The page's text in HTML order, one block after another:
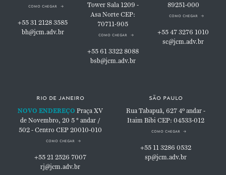
como chegar
+55 31 2128 3585
bh@jcm.adv.br
TowerSala 1209 -
Asa NorteCEP:
70711-905
como chegar
+55 61 3322 8088
bsb@jcm.adv.br
89251-000
como chegar
+55 47 3276 1010
sc@jcm.adv.br
rio de janeiro
NOVO ENDEREÇO Praça XV
de Novembro, 20 5 ° andar /
502 - Centro CEP 20010-010
como chegar
+55 21 2526 7007
rj@jcm.adv.br
são paulo
Rua Tabapuã, 6274º andar -
Itaim BibiCEP: 04533-012
como chegar
+55 11 3286 0532
sp@jcm.adv.br